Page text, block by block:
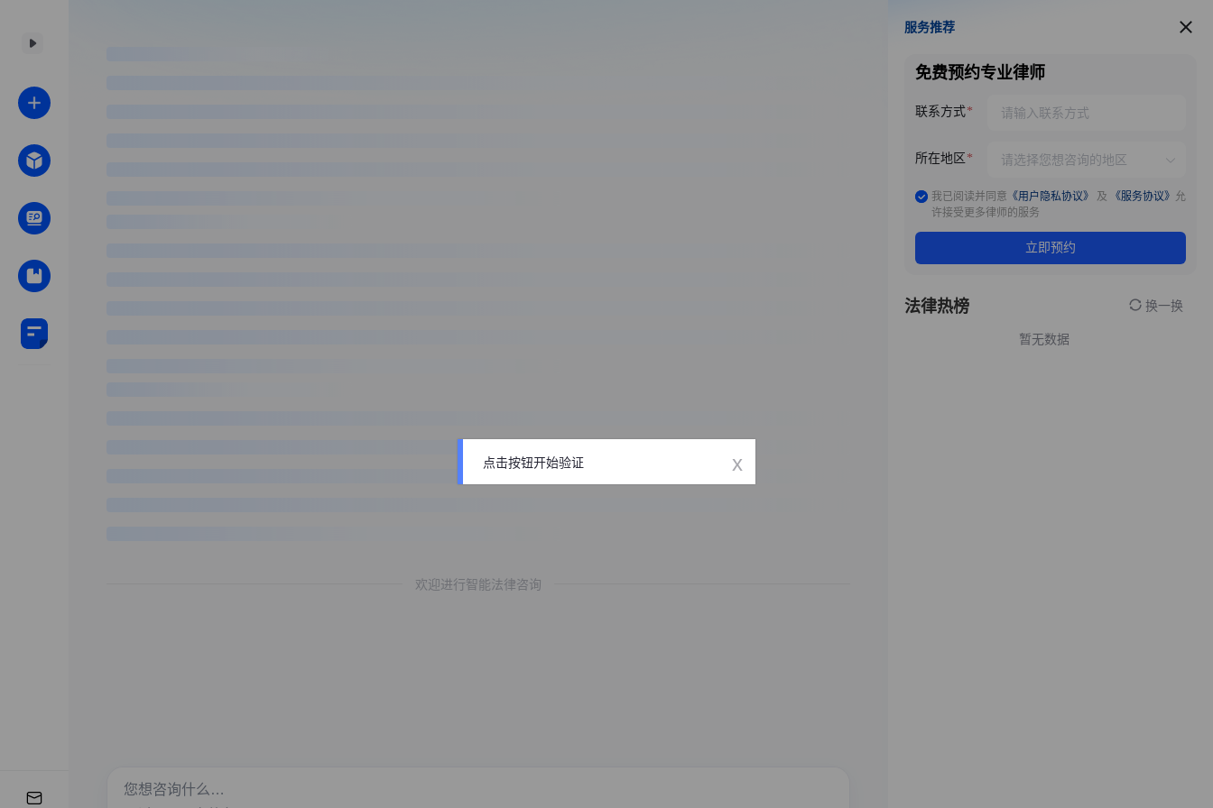
欢迎进行智能法律咨询
服务推荐
服务推荐
免费预约专业律师
联系方式
所在地区
我已阅读并同意 《用户隐私协议》 及 《服务协议》 允
许接受更多律师的服务
立即预约
法律热榜 换一换
暂无数据
点击按钮开始验证 x